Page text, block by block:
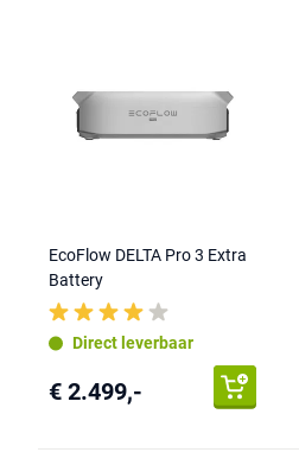
EcoFlow DELTA Pro 3 Extra
Battery
Direct leverbaar
€ 2.499,-